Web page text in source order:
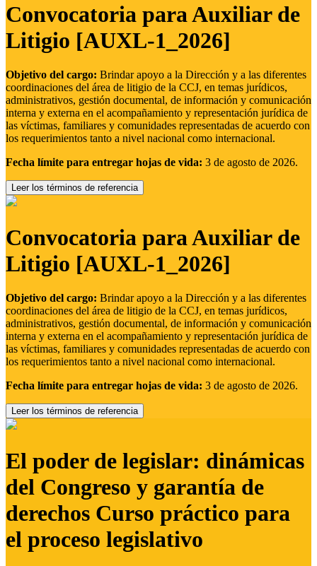
Convocatoria para Auxiliar de
Litigio [AUXL-1_2026]
Objetivo del cargo: Brindar apoyo a la Dirección y a las diferentes
coordinaciones del área de litigio de la CCJ, en temas jurídicos,
administrativos, gestión documental, de información y comunicación
interna y externa en el acompañamiento y representación jurídica de
las víctimas, familiares y comunidades representadas de acuerdo con
los requerimientos tanto a nivel nacional como internacional.
Fecha límite para entregar hojas de vida: 3 de agosto de 2026.
Leer los términos de referencia
Convocatoria para Auxiliar de
Litigio [AUXL-1_2026]
Objetivo del cargo: Brindar apoyo a la Dirección y a las diferentes
coordinaciones del área de litigio de la CCJ, en temas jurídicos,
administrativos, gestión documental, de información y comunicación
interna y externa en el acompañamiento y representación jurídica de
las víctimas, familiares y comunidades representadas de acuerdo con
los requerimientos tanto a nivel nacional como internacional.
Fecha límite para entregar hojas de vida: 3 de agosto de 2026.
Leer los términos de referencia
El poder de legislar: dinámicas
del Congreso y garantía de
derechos Curso práctico para
el proceso legislativo